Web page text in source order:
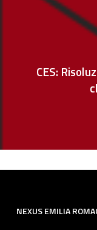
CES:
NEXUS EMILIA